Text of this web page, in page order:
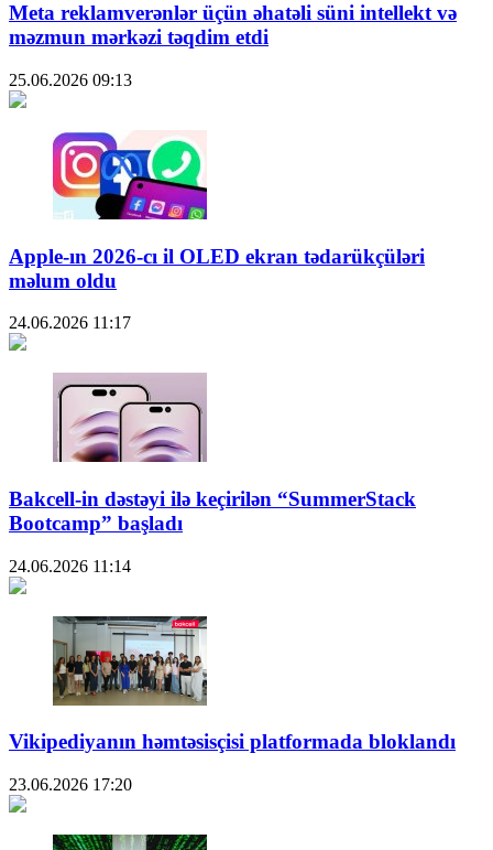
Meta reklamverənlər üçün əhatəli süni intellekt və
məzmun mərkəzi təqdim etdi
25.06.2026 09:13
Apple-ın 2026-cı il OLED ekran tədarükçüləri
məlum oldu
24.06.2026 11:17
Bakcell-in dəstəyi ilə keçirilən “SummerStack
Bootcamp” başladı
24.06.2026 11:14
Vikipediyanın həmtəsisçisi platformada bloklandı
23.06.2026 17:20